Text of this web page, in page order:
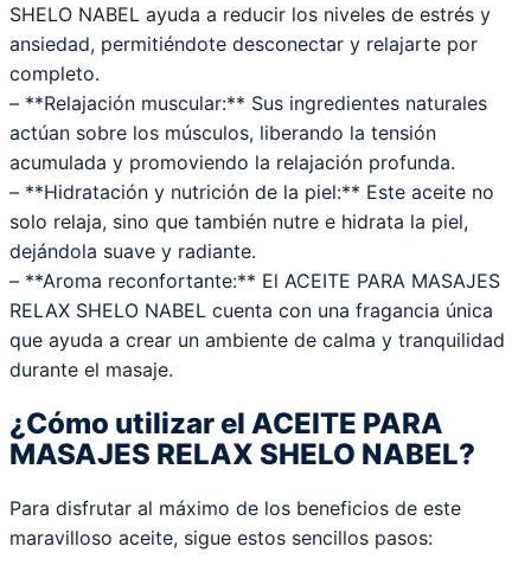
SHELO NABEL ayuda a reducir los niveles de estrés y
ansiedad, permitiéndote desconectar y relajarte por
completo.
– **Relajación muscular:** Sus ingredientes naturales
actúan sobre los músculos, liberando la tensión
acumulada y promoviendo la relajación profunda.
– **Hidratación y nutrición de la piel:** Este aceite no
solo relaja, sino que también nutre e hidrata la piel,
dejándola suave y radiante.
– **Aroma reconfortante:** El ACEITE PARA MASAJES
RELAX SHELO NABEL cuenta con una fragancia única
que ayuda a crear un ambiente de calma y tranquilidad
durante el masaje.
¿Cómo utilizar el ACEITE PARA
MASAJES RELAX SHELO NABEL?
Para disfrutar al máximo de los beneficios de este
maravilloso aceite, sigue estos sencillos pasos: